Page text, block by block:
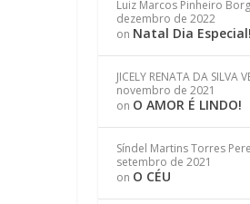
Luiz Marcos Pinheiro
dezembro de 2022
on Natal Dia Especial!
JICELY RENATA DA SILVA
novembro de 2021
on O AMOR É LINDO!
Síndel Martins Torres
setembro de 2021
on O CÉU